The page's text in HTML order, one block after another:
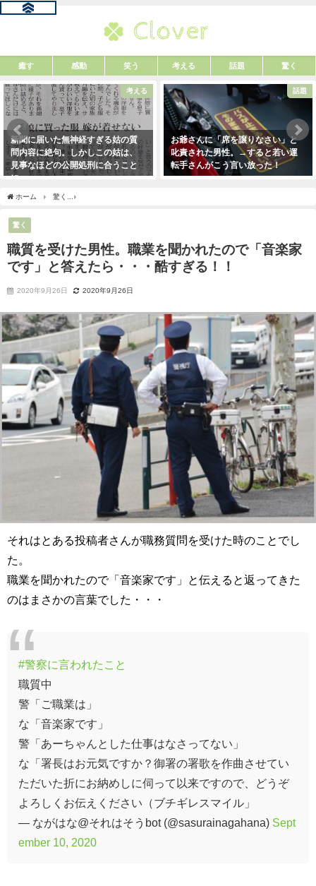
癒す 感動 笑う 考える 話題 驚く
考える
新聞に届いた無神経すぎる姑の質
問内容に絶句。しかしこの姑は、
見事なほどの公開処刑に合うこと
に・・・
2021年3月13日
話題
お爺さんに「席を譲りなさい」と
叱責された男性。→すると若い運
転手さんがこう言い放った！
ホーム 驚く
驚く
職質を受けた男性。職業を聞かれたので「音楽家
です」と答えたら・・・酷すぎる！！
2020年9月26日 2020年9月26日
それはとある投稿者さんが職務質問を受けた時のことでし
た。
職業を聞かれたので「音楽家です」と伝えると返ってきた
のはまさかの言葉でした・・・
#警察に言われたこと
職質中
警「ご職業は」
な「音楽家です」
警「あーちゃんとした仕事はなさってない」
な「署長はお元気ですか？御署の署歌を作曲させてい
ただいた折にお納めしに伺って以来ですので、どうぞ
よろしくお伝えください（ブチギレスマイル」
— ながはな@それはそうbot (@sasurainagahana) Sept
ember 10, 2020